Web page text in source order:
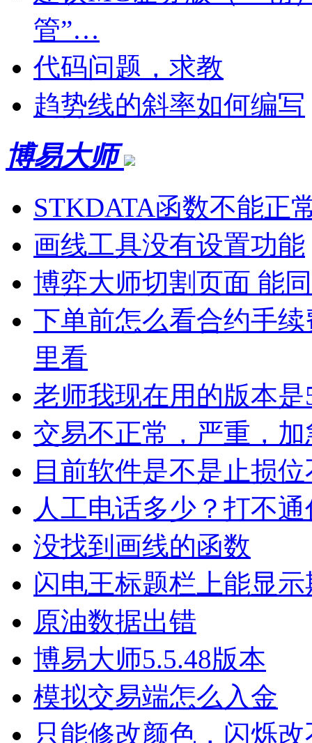
管”…
代码问题，求教
趋势线的斜率如何编写
博易大师
STKDATA函数不能正
画线工具没有设置功能
博弈大师切割页面 能
下单前怎么看合约手
里看
老师我现在用的版本是
交易不正常，严重，加
目前软件是不是止损
人工电话多少？打不
没找到画线的函数
闪电王标题栏上能显
原油数据出错
博易大师5.5.48版本
模拟交易端怎么入金
只能修改颜色，闪烁